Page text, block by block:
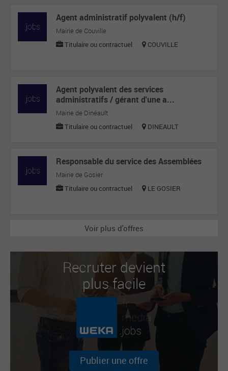
Agent administratif polyvalent (h/f)
Mairie de Couville
Titulaire ou contractuel
COUVILLE
Agent polyvalent des services
administratifs / gérant d'une a...
Mairie de Dinéault
Titulaire ou contractuel
DINEAULT
Responsable du service des Assemblées
Mairie de Gosier
Titulaire ou contractuel
LE GOSIER
Voir plus d'offres
Recruter devient
plus facile
Publier une offre